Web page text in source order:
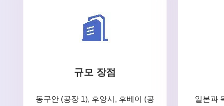
규모 장점
동구안 (공장 1), 후앙시, 후베이 (공
일본과